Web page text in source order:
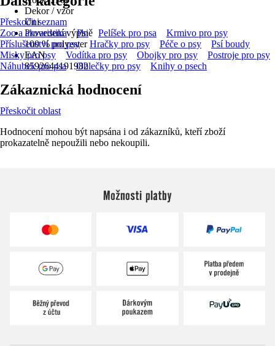
Dekor / vzor
Uni
Provedení výplně
100 % polyester
EAN
8592644191982
Přeskočit seznam
Zoo a akvaristika
Psi Pelíšek pro psa
Krmivo pro psy
Příslušenství pro psy
Hračky pro psy Péče o psy
Psí boudy
Misky pro psy
Vodítka pro psy Obojky pro psy
Postroje pro psy
Náhubek pro psa
Oblečky pro psy Knihy o psech
Zákaznická hodnocení
Přeskočit oblast
Hodnocení mohou být napsána i od zákazníků, kteří zboží
prokazatelně nepoužili nebo nekoupili.
Možnosti platby